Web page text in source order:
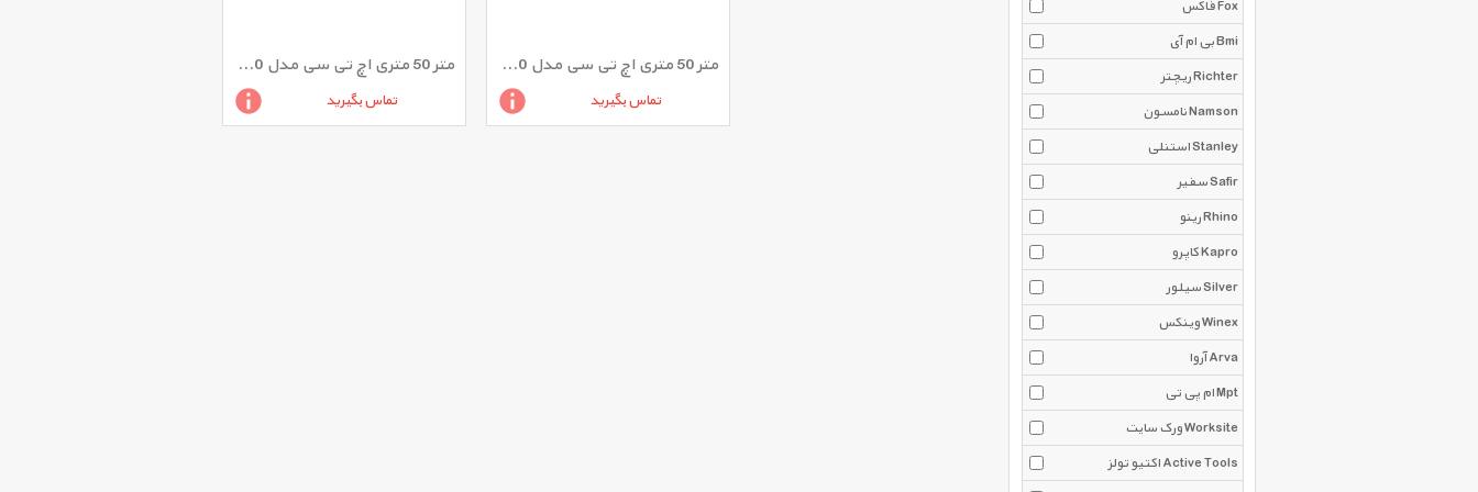
متر 50 متری اچ تی سی مدل x2020
تماس بگیرید
متر 50 متری اچ تی سی مدل Z-1620
تماس بگیرید
فاکس Fox
بی ام آی Bmi
ریچتر Richter
نامسون Namson
استنلی Stanley
سفیر Safir
رینو Rhino
کاپرو Kapro
سیلور Silver
وینکس Winex
آروا Arva
ام پی تی Mpt
ورک سایت Worksite
اکتیو تولز Active Tools